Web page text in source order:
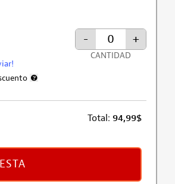
- +
CANTIDAD
Total: 94,99$